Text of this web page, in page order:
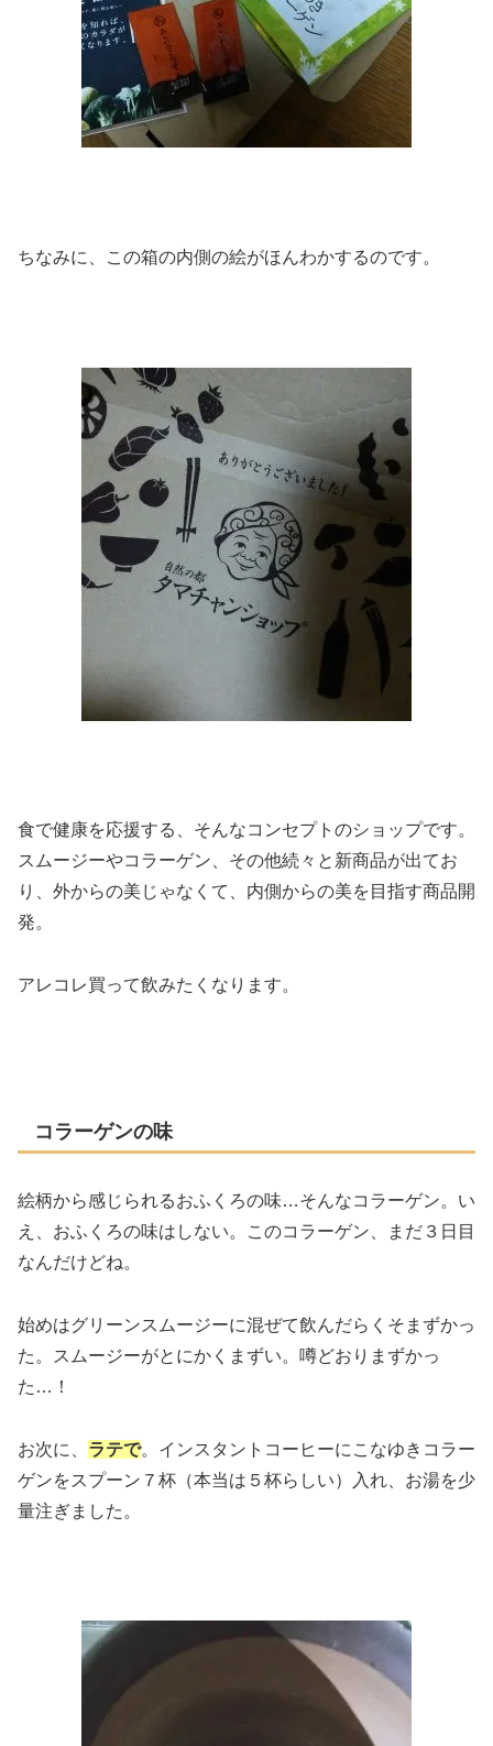
ちなみに、この箱の内側の絵がほんわかするのです。
食で健康を応援する、そんなコンセプトのショップです。
スムージーやコラーゲン、その他続々と新商品が出てお
り、外からの美じゃなくて、内側からの美を目指す商品開
発。
アレコレ買って飲みたくなります。
コラーゲンの味
絵柄から感じられるおふくろの味…そんなコラーゲン。い
え、おふくろの味はしない。このコラーゲン、まだ３日目
なんだけどね。
始めはグリーンスムージーに混ぜて飲んだらくそまずかっ
た。スムージーがとにかくまずい。噂どおりまずかっ
た…！
お次に、 ラテで。インスタントコーヒーにこなゆきコラー
ゲンをスプーン７杯（本当は５杯らしい）入れ、お湯を少
量注ぎました。